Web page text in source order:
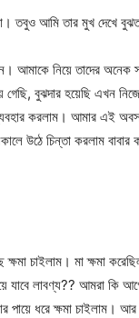
তবুও আমি তার মুখ দেখে
আমাকে নিয়ে তাদের
গেছি, বুঝদার হয়েছি এখন
করলাম। আমার এই
উঠে চিন্তা করলাম বাবার
চাইলাম। মা ক্ষমা
যাবে লাবণ্য?? আমরা কি
পায়ে ধরে ক্ষমা চাইলাম।